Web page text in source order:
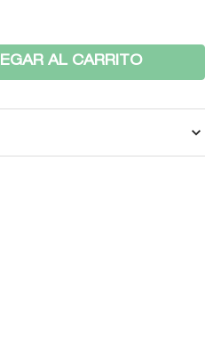
AL CARRITO